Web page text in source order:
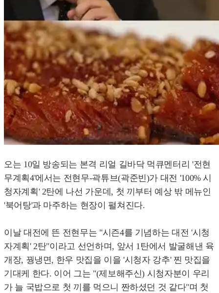
오는 10일 방송되는 본격 리얼 길바닥 먹큐멘터리 '전현
무계획4'에서는 전현무-곽튜브(곽준빈)가 대전 '100% 시
청자계획' 2탄에 나선 가운데, 첫 끼부터 예상 밖 메뉴인
'북어탕'과 마주하는 현장이 펼쳐진다.
이날 대전에 뜬 전현무는 "시즌4를 기념하는 대전 '시청
자계획' 2탄"이라고 선언하며, 앞서 1탄에서 발굴해낸 육
개장, 꿩냉면, 한우 맛집을 이을 '시청자 강추' 찐 맛집을
기대케 한다. 이어 그는 "(제보해주신) 시청자분이 우리
가 늘 국밥으로 첫 끼를 먹으니 짠하셨던 것 같다"며 첫